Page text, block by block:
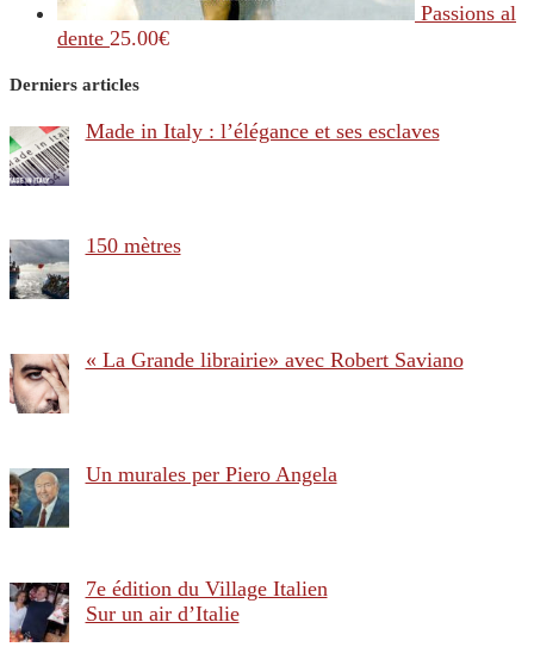
Passions al
dente 25.00€
Derniers articles
Made in Italy : l’élégance et ses esclaves
150 mètres
« La Grande librairie» avec Robert Saviano
Un murales per Piero Angela
7e édition du Village Italien
Sur un air d’Italie